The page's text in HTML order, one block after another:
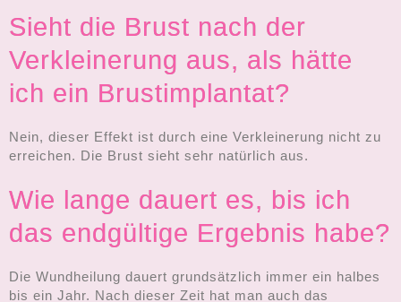
Sieht die Brust nach der
Verkleinerung aus, als hätte
ich ein Brustimplantat?
Nein, dieser Effekt ist durch eine Verkleinerung nicht zu
erreichen. Die Brust sieht sehr natürlich aus.
Wie lange dauert es, bis ich
das endgültige Ergebnis habe?
Die Wundheilung dauert grundsätzlich immer ein halbes
bis ein Jahr. Nach dieser Zeit hat man auch das